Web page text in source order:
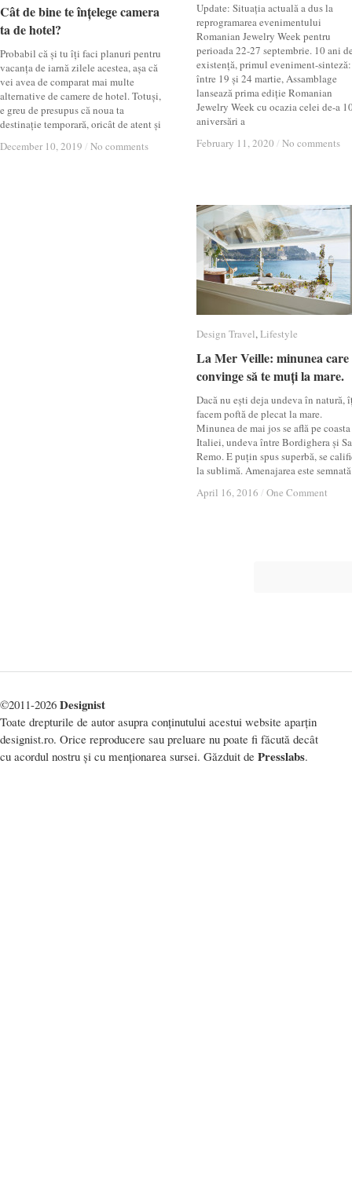
Update: Situația actuală a dus la
reprogramarea evenimentului
Romanian Jewelry Week pentru
perioada 22-27 septembrie. 10 ani
existență, primul eveniment-sinteză:
între 19 și 24 martie, Assamblage
lansează prima ediție Romanian
Jewelry Week cu ocazia celei de-a
aniversări a
February 11, 2020 / No comments
February 11, 2020 / No comments
Cât de bine te înțelege camera
ta de hotel?
Probabil că și tu îți faci planuri pentru
vacanța de iarnă zilele acestea, așa că
vei avea de comparat mai multe
alternative de camere de hotel. Totuși,
e greu de presupus că noua ta
destinație temporară, oricât de atent și
December 10, 2019 / No comments
Cât de bine te înțelege camera
ta de hotel?
December 10, 2019 / No comments
Design Travel,Lifestyle
La Mer Veille: minunea care
convinge să te muți la mare.
Dacă nu ești deja undeva în natură,
facem poftă de plecat la mare.
Minunea de mai jos se află pe coasta
Italiei, undeva între Bordighera și
Remo. E puțin spus superbă, se
la sublimă. Amenajarea este semnată
April 16, 2016 / One Comment
Design Travel Lifestyle
La Mer Veille: minunea care
convinge să te muți la mare.
April 16, 2016 / One Comment
©2011-2026 Designist
Toate drepturile de autor asupra conținutului acestui website aparțin
designist.ro. Orice reproducere sau preluare nu poate fi făcută decât
cu acordul nostru și cu menționarea sursei. Găzduit de Presslabs.